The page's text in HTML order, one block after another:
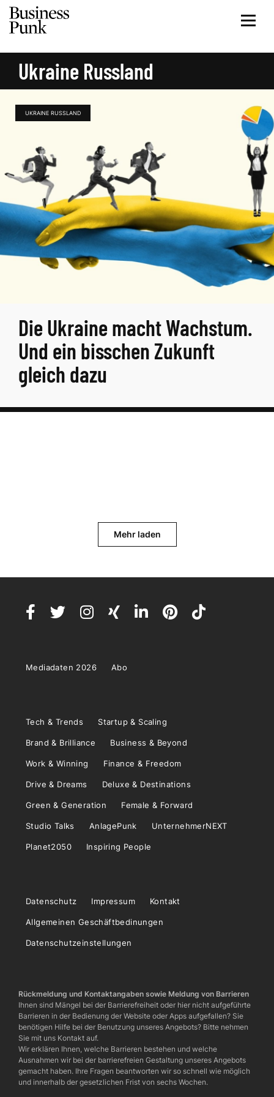
Ukraine Russland
UKRAINE RUSSLAND
Die Ukraine macht Wachstum.
Und ein bisschen Zukunft
gleich dazu
Mehr laden
Mediadaten 2026 Abo
Tech & Trends Startup & Scaling
Brand & Brilliance Business & Beyond
Work & Winning Finance & Freedom
Drive & Dreams Deluxe & Destinations
Green & Generation Female & Forward
Studio Talks AnlagePunk UnternehmerNEXT
Planet2050 Inspiring People
Datenschutz Impressum Kontakt
Allgemeinen Geschäftbedinungen
Datenschutzeinstellungen
Rückmeldung und Kontaktangaben sowie Meldung von Barrieren
Ihnen sind Mängel bei der Barrierefreiheit oder hier nicht aufgeführte
Barrieren in der Bedienung der Website oder Apps aufgefallen? Sie
benötigen Hilfe bei der Benutzung unseres Angebots? Bitte nehmen
Sie mit uns Kontakt auf.
Wir erklären Ihnen, welche Barrieren bestehen und welche
Ausnahmen wir bei der barrierefreien Gestaltung unseres Angebots
gemacht haben. Ihre Fragen beantworten wir so schnell wie möglich
und innerhalb der gesetzlichen Frist von sechs Wochen.